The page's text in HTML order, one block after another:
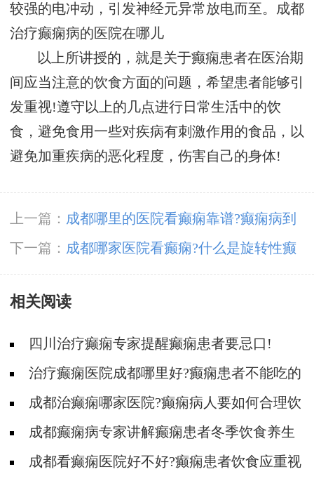
较强的电冲动，引发神经元异常放电而至。 成都
治疗癫痫病的医院在哪儿
以上所讲授的，就是关于癫痫患者在医治期
间应当注意的饮食方面的问题，希望患者能够引
发重视!遵守以上的几点进行日常生活中的饮
食，避免食用一些对疾病有刺激作用的食品，以
避免加重疾病的恶化程度，伤害自己的身体!
上一篇： ​成都哪里的医院看癫痫靠谱?癫痫病到
底能不能接受到好的治疗?
下一篇： 成都哪家医院看癫痫?什么是旋转性癫
痫病?
相关阅读
四川治疗癫痫专家提醒癫痫患者要忌口!
治疗癫痫医院成都哪里好?癫痫患者不能吃的
食物!成都治癫痫哪家医院?癫痫病人要如何合理饮
食?成都癫痫病专家讲解癫痫患者冬季饮食养生
法
成都看癫痫医院好不好?癫痫患者饮食应重视